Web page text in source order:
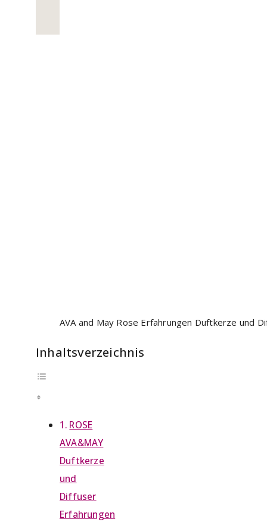
AVA and May Rose Erfahrungen Duftkerze und
Inhaltsverzeichnis
ROSE
AVA&MAY
Duftkerze
und
Diffuser
Erfahrungen